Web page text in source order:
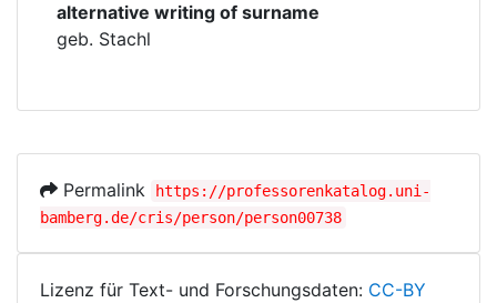
alternative writing of surname
geb. Stachl
Permalink
https://professorenkatalog.uni-
bamberg.de/cris/person/person00738
Lizenz für Text- und Forschungsdaten: CC-BY